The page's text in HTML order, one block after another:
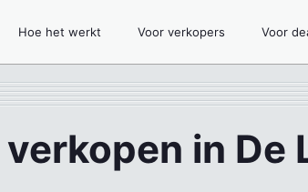
Hoe het werkt Voor verkopers Voor
in De